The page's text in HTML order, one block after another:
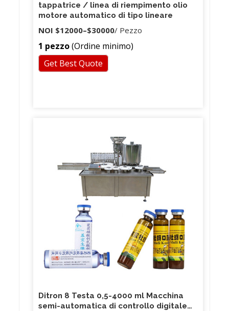
tappatrice / linea di riempimento olio
motore automatico di tipo lineare
NOI $12000–$30000/ Pezzo
1 pezzo(Ordine minimo)
Get Best Quote
Ditron 8 Testa 0,5-4000 ml Macchina
semi-automatica di controllo digitale